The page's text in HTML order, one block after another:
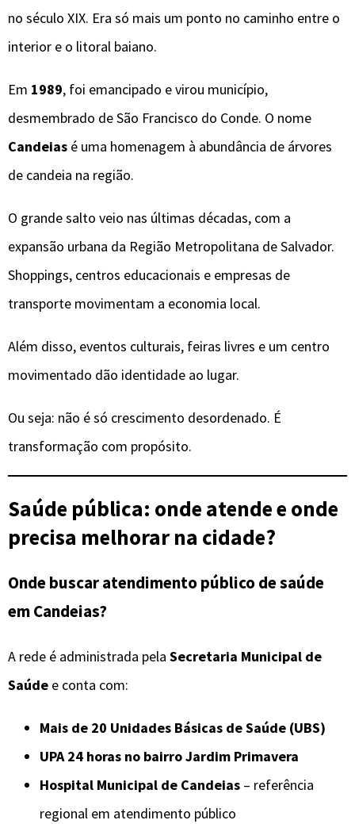
no século XIX. Era só mais um ponto no caminho entre o
interior e o litoral baiano.
Em 1989, foi emancipado e virou município,
desmembrado de São Francisco do Conde. O nome
Candeias é uma homenagem à abundância de árvores
de candeia na região.
O grande salto veio nas últimas décadas, com a
expansão urbana da Região Metropolitana de Salvador.
Shoppings, centros educacionais e empresas de
transporte movimentam a economia local.
Além disso, eventos culturais, feiras livres e um centro
movimentado dão identidade ao lugar.
Ou seja: não é só crescimento desordenado. É
transformação com propósito.
Saúde pública: onde atende e onde
precisa melhorar na cidade?
Onde buscar atendimento público de saúde
em Candeias?
A rede é administrada pela Secretaria Municipal de
Saúde e conta com:
Mais de 20 Unidades Básicas de Saúde (UBS)
UPA 24 horas no bairro Jardim Primavera
Hospital Municipal de Candeias – referência
regional em atendimento público